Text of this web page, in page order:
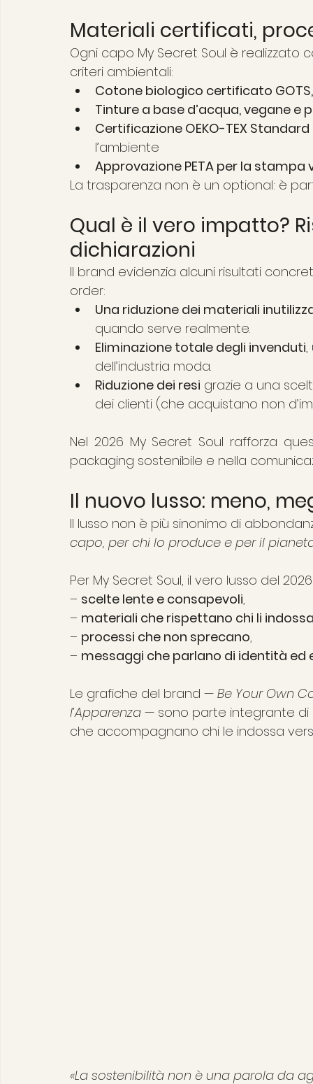
Materiali certificati,
Ogni capo My Secret Soul è
criteri ambientali:
Cotone biologico certificato GOTS,
Tinture a base d’acqua, vegane e
Certificazione OEKO-TEX Standard
l’ambiente
Approvazione PETA per la
La trasparenza non è un optional: è
Qual è il vero impatto?
dichiarazioni
Il brand evidenzia alcuni risultati
order:
Una riduzione dei materiali
quando serve realmente.
Eliminazione totale degli invenduti,
dell’industria moda.
Riduzione dei resi grazie a una
dei clienti (che acquistano non
Nel 2026 My Secret Soul rafforza
packaging sostenibile e nella
Il nuovo lusso: meno,
Il lusso non è più sinonimo di
capo, per chi lo produce e per il
Per My Secret Soul, il vero lusso del
– scelte lente e consapevoli,
– materiali che rispettano chi li
– processi che non sprecano,
– messaggi che parlano di identità
Le grafiche del brand — Be Your Own
l’Apparenza — sono parte integrante
che accompagnano chi le indossa
«La sostenibilità non è una parola da